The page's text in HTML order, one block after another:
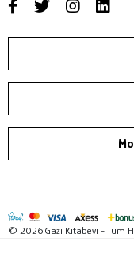
© 2026 Gazi Kitabevi - Tüm